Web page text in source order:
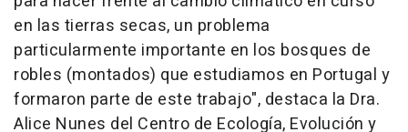
en las tierras secas, un problema
particularmente importante en los bosques de
robles (montados) que estudiamos en Portugal y
formaron parte de este trabajo", destaca la Dra.
Alice Nunes del Centro de Ecología, Evolución y